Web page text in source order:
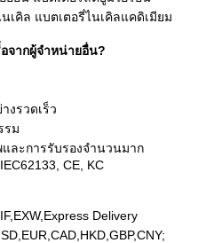
เคิล แบตเตอรี่ไนเคิลแคดิเมียม
จากผู้จําหน่ายอื่น?
งรวดเร็ว
รม
ละการรับรองจํานวนมาก
CE, KC
Delivery